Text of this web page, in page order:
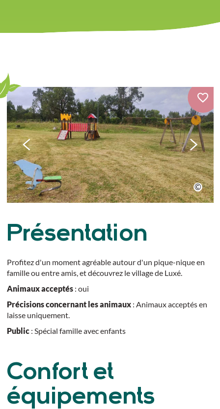
Présentation
Profitez d'un moment agréable autour d'un pique-nique en
famille ou entre amis, et découvrez le village de Luxé.
Animaux acceptés: oui
Précisions concernant les animaux: Animaux acceptés en
laisse uniquement.
Public: Spécial famille avec enfants
Confort et
équipements